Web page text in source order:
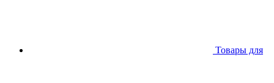
Товары для